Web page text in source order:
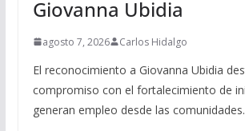
Giovanna Ubidia
agosto 7, 2026 Carlos Hidalgo
El reconocimiento a Giovanna Ubidia
compromiso con el fortalecimiento de
generan empleo desde las comunidades.